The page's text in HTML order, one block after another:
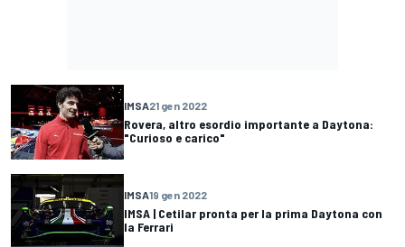
IMSA21 gen 2022
Rovera, altro esordio importante a Daytona:
"Curioso e carico"
IMSA19 gen 2022
IMSA | Cetilar pronta per la prima Daytona con
la Ferrari